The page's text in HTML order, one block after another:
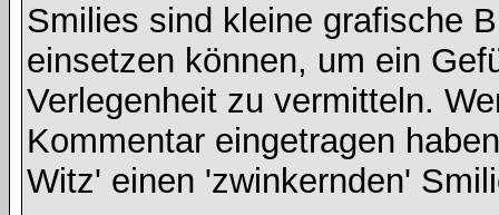
Smilies sind kleine grafische
einsetzen können, um ein
Verlegenheit zu vermitteln.
Kommentar eingetragen
Witz' einen 'zwinkernden'